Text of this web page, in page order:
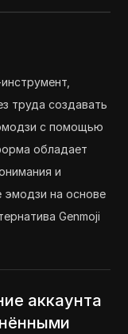
труда создавать
с помощью
обладает
и
эмодзи на основе
Genmoji
аккаунта